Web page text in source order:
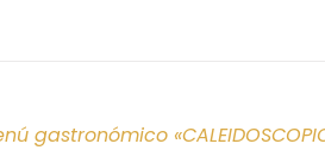
gastronómico